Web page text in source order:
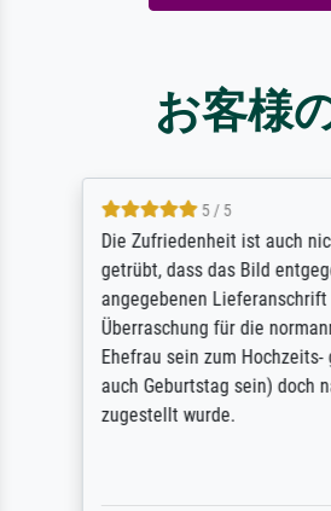
お客様
5 / 5
Die Zufriedenheit ist auch
getrübt, dass das Bild
angegebenen
Überraschung für die
Ehefrau sein zum
auch Geburtstag sein) doch
zugestellt wurde.